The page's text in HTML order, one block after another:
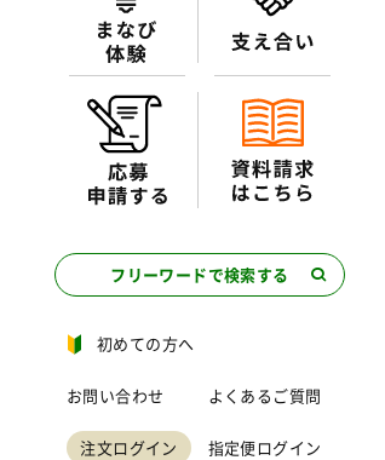
フリーワードで検索する
初めての方へ
お問い合わせ よくあるご質問
注文ログイン 指定便ログイン